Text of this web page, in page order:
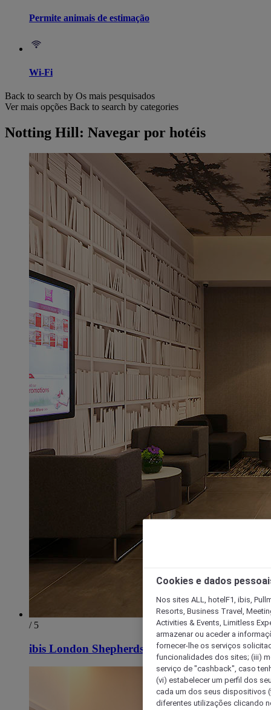
Permite animais de estimação
Wi-Fi
Back to search by Os mais pesquisados
Ver mais opções Back to search by categories
Notting Hill: Navegar por hotéis
/ 5
ibis London Shepherds Bush - Hammersmith
Cookies e dados
Nos sites ALL, hotelF1, ibis,
Resorts, Business Travel,
Activities & Events, Limitless
armazenar ou aceder a
fornecer-lhe os serviços
funcionalidades dos sites; (iii)
serviço de "cashback", caso
(vi) estabelecer um perfil dos
cada um dos seus dispositivos
diferentes utilizações clicando